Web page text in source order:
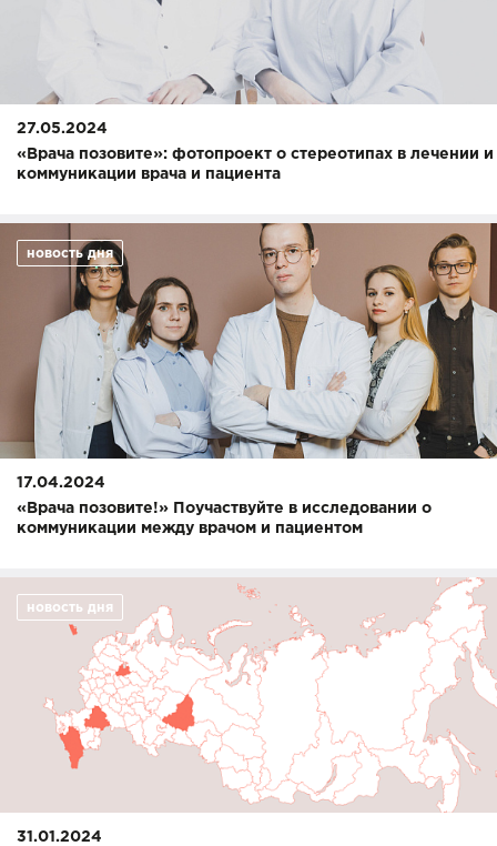
27.05.2024
«Врача позовите»: фотопроект о стереотипах в лечении и
коммуникации врача и пациента
новость дня
17.04.2024
«Врача позовите!» Поучаствуйте в исследовании о
коммуникации между врачом и пациентом
новость дня
31.01.2024